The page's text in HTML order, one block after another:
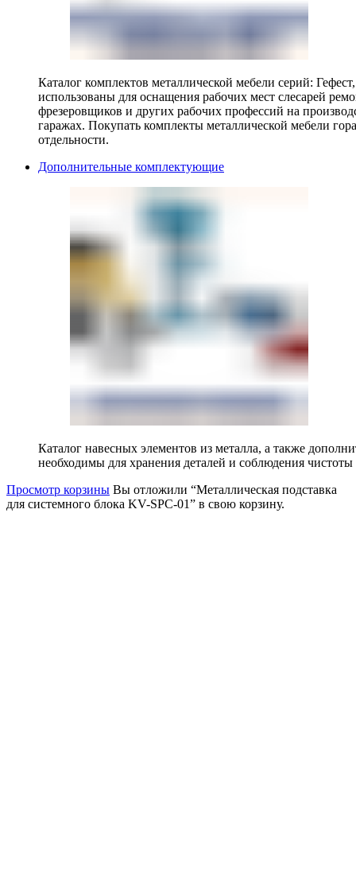
Каталог комплектов металлической мебели серий:
использованы для оснащения рабочих мест слесарей
фрезеровщиков и других рабочих профессий на
гаражах. Покупать комплекты металлической мебели
отдельности.
Дополнительные комплектующие
Каталог навесных элементов из металла, а также
необходимы для хранения деталей и соблюдения чистоты
Просмотр корзины Вы отложили “Металлическая подставка
для системного блока KV-SPC-01” в свою корзину.